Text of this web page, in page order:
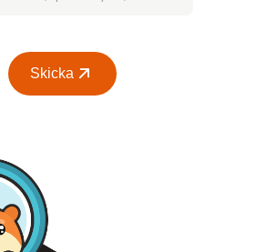
Skicka